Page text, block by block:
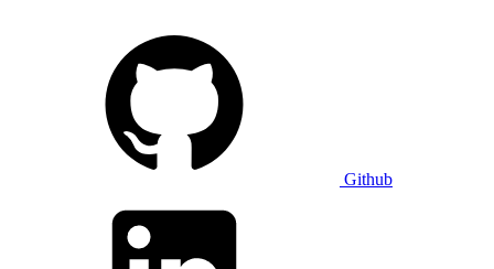
Github